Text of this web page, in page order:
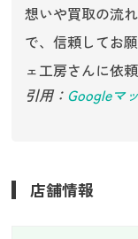
想いや買取の流
で、信頼してお
ェ工房さんに依
引用： Googleマ
店舗情報